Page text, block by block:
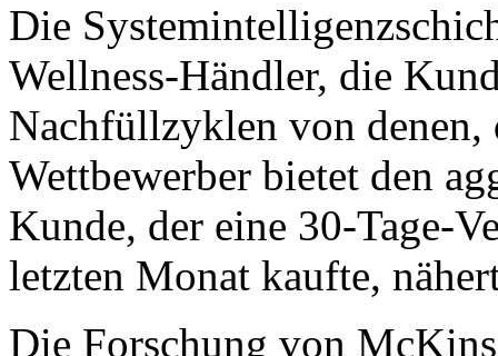
Die
Wellness-Händler, die
Nachfüllzyklen von denen,
Wettbewerber bietet den
Kunde, der eine 30-Tage-
letzten Monat kaufte,
Die Forschung von